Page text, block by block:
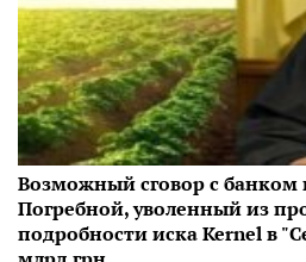
Возможный сговор с банком
Погребной, уволенный из
подробности иска Kernel в